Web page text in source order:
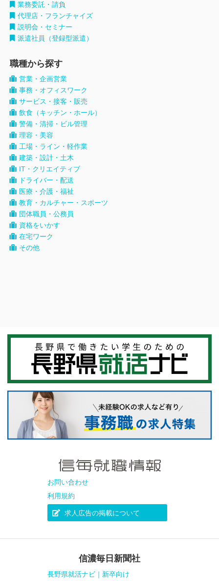
業務委託・請負
代理店・フランチャイズ
説明会・セミナー
派遣社員（登録型派遣）
職種から探す
営業・企画営業
事務・オフィスワーク
サービス・接客・販売
飲食（キッチン・ホール）
警備・清掃・ビル管理
理容・美容
工場・ライン・軽作業
建築・設計・土木
IT・クリエイティブ
ドライバー・配送
医療・介護・福祉
教育・カルチャー・スポーツ
団体職員・公務員
資格をいかす
在宅ワーク
その他
お問い合わせ
利用規約
求人広告の掲載について
信濃毎日新聞社
長野県就活ナビ｜新卒向け